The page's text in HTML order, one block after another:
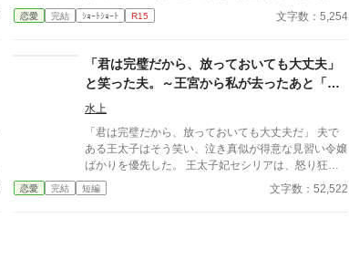
ろうと、ヴィオラは育った町をでる。 なんとか、
王都での仕事も見つけ、新しい生活は順風満帆──か
いといっていたマカリが、ヴィオラを追ってき
て……。
恋愛 完結 ｼｮｰﾄｼｮｰﾄ R15 文字数：5,254
「君は完璧だから、放っておいても大丈夫」
と笑った夫。～王宮から私が去ったあと「愛
していた」と泣きついても、もう手遅れです
水上
「君は完璧だから、放っておいても大丈夫だ」 夫で
ある王太子はそう笑い、泣き真似が得意な見習い令嬢
ばかりを優先した。 王太子妃セシリアは、怒り狂う
こともなく、静かに心を閉ざす。 「左様でございま
すか」 彼女は夫への期待というノイズを遮断し、離
恋愛 完結 短編 文字数：52,522